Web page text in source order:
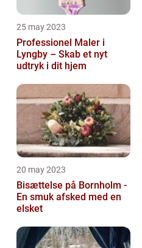
25 may 2023
Professionel Maler i
Lyngby – Skab et nyt
udtryk i dit hjem
20 may 2023
Bisættelse på Bornholm -
En smuk afsked med en
elsket